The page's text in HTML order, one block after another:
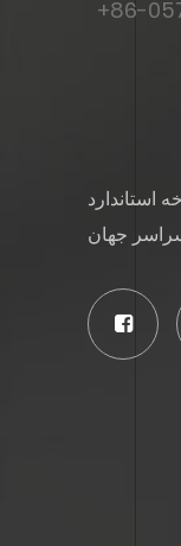
+86-
استاندارد